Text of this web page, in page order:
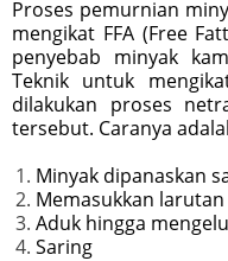
Proses pemurnian
mengikat FFA (Free
penyebab minyak
Teknik untuk
dilakukan proses
tersebut. Caranya
Minyak dipanaskan
Memasukkan
Aduk hingga
Saring